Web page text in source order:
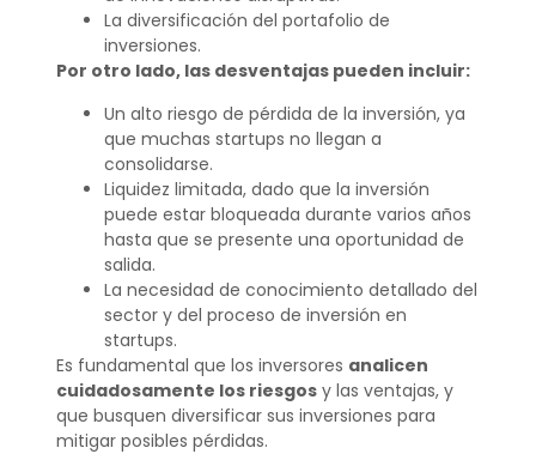
La diversificación del portafolio de
inversiones.
Por otro lado, las desventajas pueden incluir:
Un alto riesgo de pérdida de la inversión, ya
que muchas startups no llegan a
consolidarse.
Liquidez limitada, dado que la inversión
puede estar bloqueada durante varios años
hasta que se presente una oportunidad de
salida.
La necesidad de conocimiento detallado del
sector y del proceso de inversión en
startups.
Es fundamental que los inversores analicen
cuidadosamente los riesgosy las ventajas, y
que busquen diversificar sus inversiones para
mitigar posibles pérdidas.